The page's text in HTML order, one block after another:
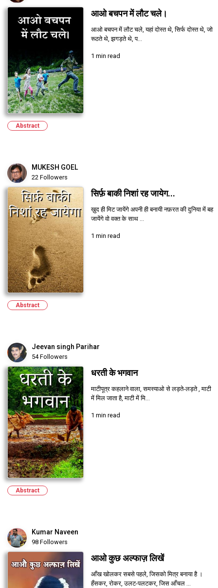
आओ बचपन में लौट चले।
आओ बचपन में लौट चले, यहां दोस्त थे, सिर्फ दोस्त थे, जो
रूठते थे, झगड़ते थे, प...
1 min read
Abstract
MUKESH GOEL
22 Followers
सिर्फ़ बाकी निशां रह जायेग...
ख़ुद ही मिट जायेंगे अपनी ही बनायी नफ़रत की दुनिया में बह
जायेंगे वो वक्त के साथ ...
1 min read
Abstract
Jeevan singh Parihar
54 Followers
धरती के भगवान
माटीपूत्र कहलाने वाला, समस्याओ से लड़ते-लड़ते , माटी
में मिल जाता है, माटी में मि...
1 min read
Abstract
Kumar Naveen
98 Followers
आओ कुछ अल्फाज़ लिखें
आँख खोलकर सबसे पहले, जिसको मित्र बनाया है ।
हँसकर, रोकर, उलट-पलटकर, जिस आँचल ...